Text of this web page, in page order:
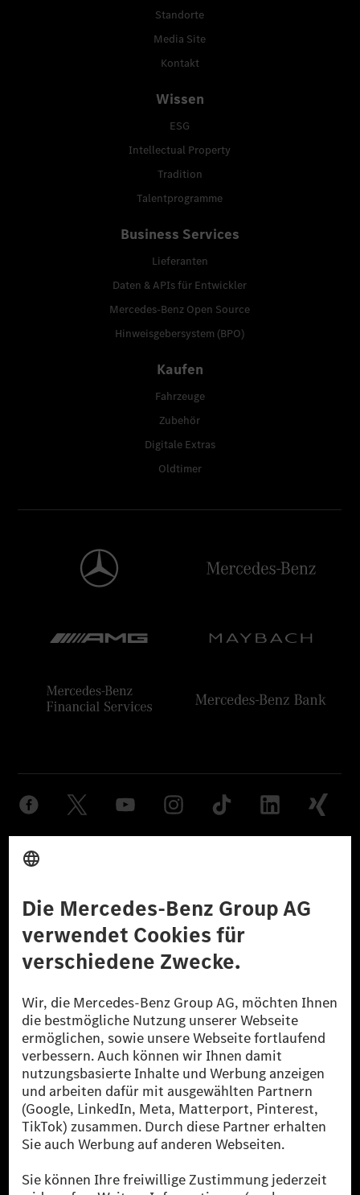
Standorte
Media Site
Kontakt
Wissen
ESG
Intellectual Property
Tradition
Talentprogramme
Business Services
Lieferanten
Daten & APIs für Entwickler
Mercedes-Benz Open Source
Hinweisgebersystem (BPO)
Kaufen
Fahrzeuge
Zubehör
Digitale Extras
Oldtimer
© 2026 Mercedes-Benz Group AG. Alle Rechte vorbehalten.
reduzierte CO₂-Emissionen bei der Mercedes-Benz Group durch
zertifizierte Ausgleichsprojekte kompensiert werden.
[2] Renewable Charging ist ein integraler Bestandteil von MB.CHARGE
Public in Europa, den USA, Kanada und China. Sofern an der jeweiligen
Ladestation noch kein Strom aus erneuerbaren Energien vorliegt,
verwendet Renewable Charging Grünstromzertifikate*. Diese stellen
sicher, dass für Ladevorgänge über MB.CHARGE Public eine äquivalente
Strommenge aus erneuerbaren Energien ins Stromnetz eingespeist wird.
Sie stammen ausschließlich aus Wind- und Solarkraftanlagen, die jünger
als sechs Jahre sind.
* Inkl. EKOenergy Ökolabel
* Die angegebenen Werte wurden nach dem vorgeschriebenen
Messverfahren WLTP (Worldwide harmonised Light vehicles Test